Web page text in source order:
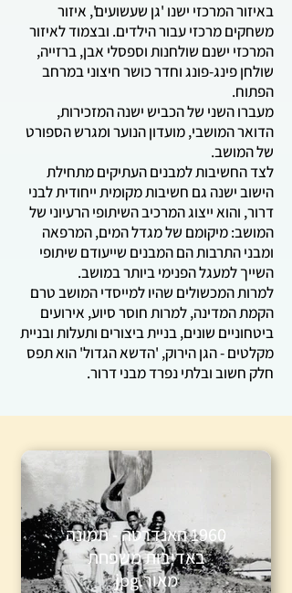
באיזור המרכזי ישנו 'גן שעשועים', איזור
משחקים מרכזי עבור הילדים. ובצמוד לאיזור
המרכזי ישנם שולחנות וספסלי אבן, ברזייה,
שולחן פינג-פונג וחדר כושר חיצוני במרחב
הפתוח.
מעברו השני של הכביש ישנה המזכירות,
הדואר המושבי, מועדון הנוער ומגרש הספורט
של המושב.
לצד החשיבות למבנים העתיקים מתחילת
הישוב ישנה גם חשיבות מקומית ייחודית לבני
דרור, והוא ייצוג המרכיב השיתופי הרעיוני של
המושב: מיקומם של מגדל המים, המרפאה
ומבני התרבות הם המבנים שייעודם שיתופי
השייך למעגל הפנימי ביותר במושב.
למרות המכשולים שהיו למייסדי המושב טרם
הקמת המדינה, למרות חוסר סיוע, אירועים
ביטחוניים שונים, בניית ביצורים ותעלות ובניית
מקלטים - הגן הירוק, 'הדשא הגדול' הוא תפס
חלק חשוב ובלתי נפרד מבני דרור.
1960 האנדרטה - תמונה
באדיבות משפחת
מאור.jpg